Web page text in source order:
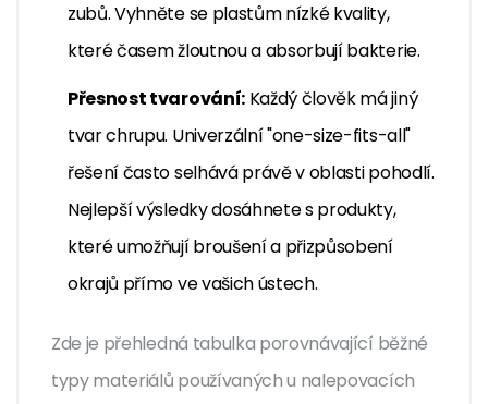
zubů. Vyhněte se plastům nízké kvality,
které časem žloutnou a absorbují bakterie.
Přesnost tvarování:Každý člověk má jiný
tvar chrupu. Univerzální "one-size-fits-all"
řešení často selhává právě v oblasti pohodlí.
Nejlepší výsledky dosáhnete s produkty,
které umožňují broušení a přizpůsobení
okrajů přímo ve vašich ústech.
Zde je přehledná tabulka porovnávající běžné
typy materiálů používaných u nalepovacích